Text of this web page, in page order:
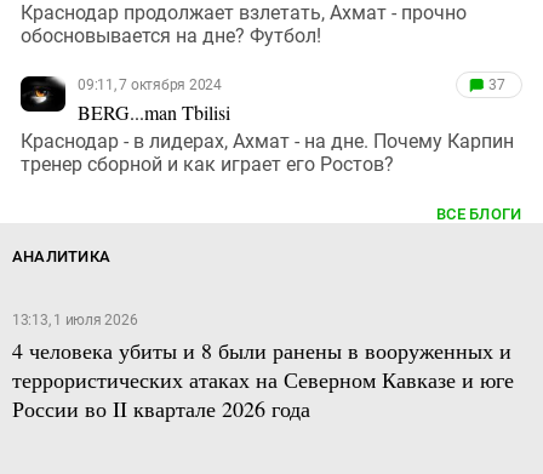
Краснодар продолжает взлетать, Ахмат - прочно
обосновывается на дне? Футбол!
09:11, 7 октября 2024
BERG...man Tbilisi
37
Краснодар - в лидерах, Ахмат - на дне. Почему Карпин
тренер сборной и как играет его Ростов?
ВСЕ БЛОГИ
АНАЛИТИКА
13:13, 1 июля 2026
4 человека убиты и 8 были ранены в вооруженных и
террористических атаках на Северном Кавказе и юге
России во II квартале 2026 года